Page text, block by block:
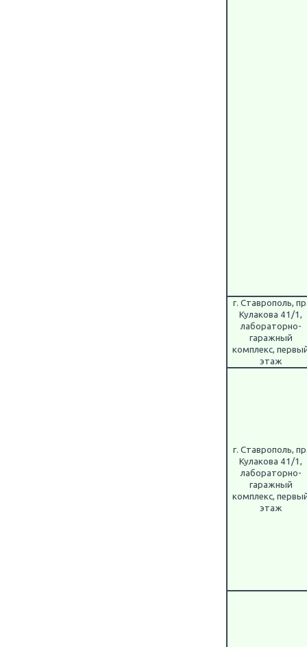
г. Ставрополь,
Кулакова 41/1,
лабораторно-
гаражный
комплекс,
этаж
г. Ставрополь,
Кулакова 41/1,
лабораторно-
гаражный
комплекс,
этаж